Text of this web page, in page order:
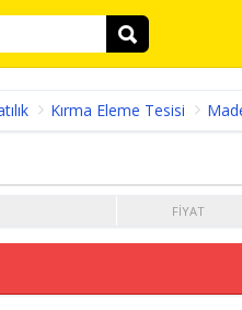
Kırma Eleme Tesisi
FIYAT